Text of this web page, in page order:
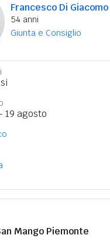
Francesco Di Giacomo
54 anni
Giunta e Consiglio
19 agosto
Mango Piemonte